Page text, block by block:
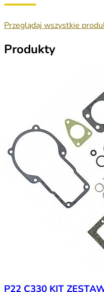
Przeglądaj wszystkie
Produkty
P22 C330 KIT